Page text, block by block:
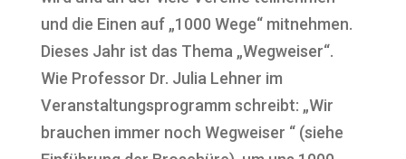
und die Einen auf „1000 Wege“ mitnehmen.
Dieses Jahr ist das Thema „Wegweiser“.
Wie Professor Dr. Julia Lehner im
Veranstaltungsprogramm schreibt: „Wir
brauchen immer noch Wegweiser “ (siehe